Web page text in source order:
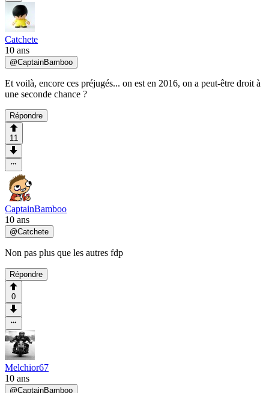
Catchete
10 ans
@CaptainBamboo
Et voilà, encore ces préjugés... on est en 2016, on a peut-être droit à
une seconde chance ?
Répondre
11
CaptainBamboo
10 ans
@Catchete
Non pas plus que les autres fdp
Répondre
0
Melchior67
10 ans
@CaptainBamboo